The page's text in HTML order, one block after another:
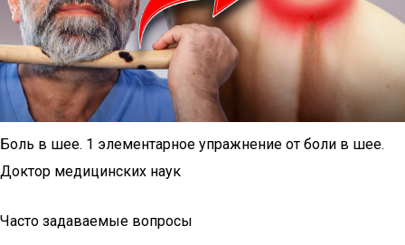
Боль в шее. 1 элементарное упражнение от боли в шее.
Доктор медицинских наук
Часто задаваемые вопросы